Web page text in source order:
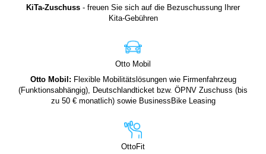
KiTa-Zuschuss - freuen Sie sich auf die Bezuschussung Ihrer
Kita-Gebühren
Otto Mobil
Otto Mobil: Flexible Mobilitätslösungen wie Firmenfahrzeug
(Funktionsabhängig), Deutschlandticket bzw. ÖPNV Zuschuss (bis
zu 50 € monatlich) sowie BusinessBike Leasing
OttoFit